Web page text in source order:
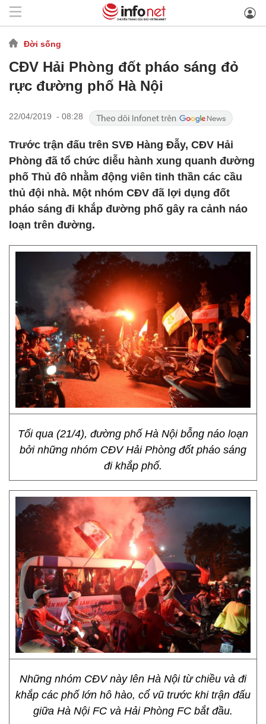
Đời sống
CĐV Hải Phòng đốt pháo sáng đỏ
rực đường phố Hà Nội
22/04/2019 - 08:28
Trước trận đấu trên SVĐ Hàng Đẫy, CĐV Hải
Phòng đã tổ chức diễu hành xung quanh đường
phố Thủ đô nhằm động viên tinh thần các cầu
thủ đội nhà. Một nhóm CĐV đã lợi dụng đốt
pháo sáng đi khắp đường phố gây ra cảnh náo
loạn trên đường.
Tối qua (21/4), đường phố Hà Nội bỗng náo loạn
bởi những nhóm CĐV Hải Phòng đốt pháo sáng
đi khắp phố.
Những nhóm CĐV này lên Hà Nội từ chiều và đi
khắp các phố lớn hô hào, cổ vũ trước khi trận đấu
giữa Hà Nội FC và Hải Phòng FC bắt đầu.